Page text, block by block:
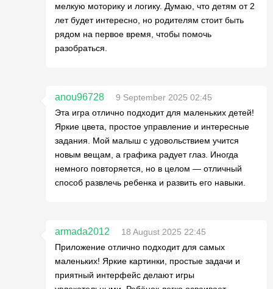
мелкую моторику и логику. Думаю, что детям от 2
лет будет интересно, но родителям стоит быть
рядом на первое время, чтобы помочь
разобраться.
anou96728
9 September 2025 02:45
Эта игра отлично подходит для маленьких детей!
Яркие цвета, простое управление и интересные
задания. Мой малыш с удовольствием учится
новым вещам, а графика радует глаз. Иногда
немного повторяется, но в целом — отличный
способ развлечь ребенка и развить его навыки.
armada2012
18 August 2025 22:45
Приложение отлично подходит для самых
маленьких! Яркие картинки, простые задачи и
приятный интерфейс делают игры